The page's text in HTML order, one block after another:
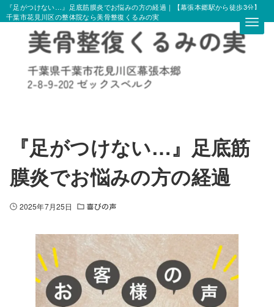
『足がつけない…』足底筋膜炎でお悩みの方の経過｜【幕張本郷駅から徒歩3分】
千葉市花見川区の整体院なら美骨整復くるみの実
『足がつけない…』足底筋
膜炎でお悩みの方の経過
2025年7月25日 喜びの声